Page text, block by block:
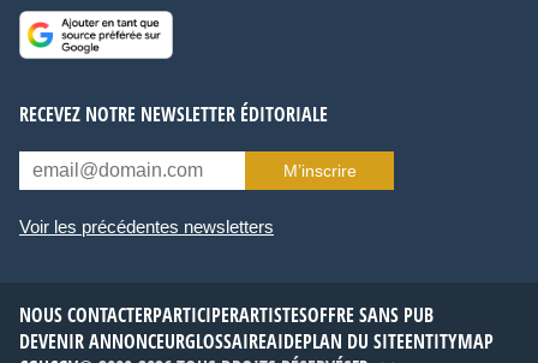
RECEVEZ NOTRE NEWSLETTER ÉDITORIALE
M’inscrire
Voir les précédentes newsletters
NOUS CONTACTERPARTICIPERARTISTESOFFRE SANS PUB
DEVENIR ANNONCEURGLOSSAIREAIDEPLAN DU SITEENTITYMAP